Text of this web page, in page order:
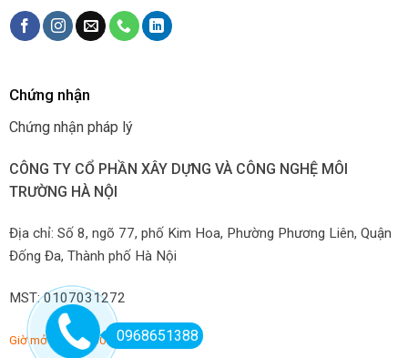
Chứng nhận
Chứng nhận pháp lý
CÔNG TY CỔ PHẦN XÂY DỰNG VÀ CÔNG NGHỆ MÔI
TRƯỜNG HÀ NỘI
Địa chỉ: Số 8, ngõ 77, phố Kim Hoa, Phường Phương Liên, Quận
Đống Đa, Thành phố Hà Nội
MST: 0107031272
Giờ mở hàng: 7:00-22:00 hàng ngày
0968651388